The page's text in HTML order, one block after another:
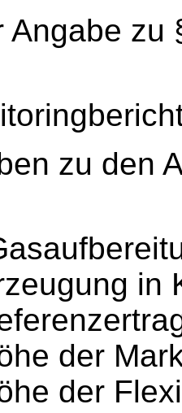
Angabe zu
zu den
in
der
der